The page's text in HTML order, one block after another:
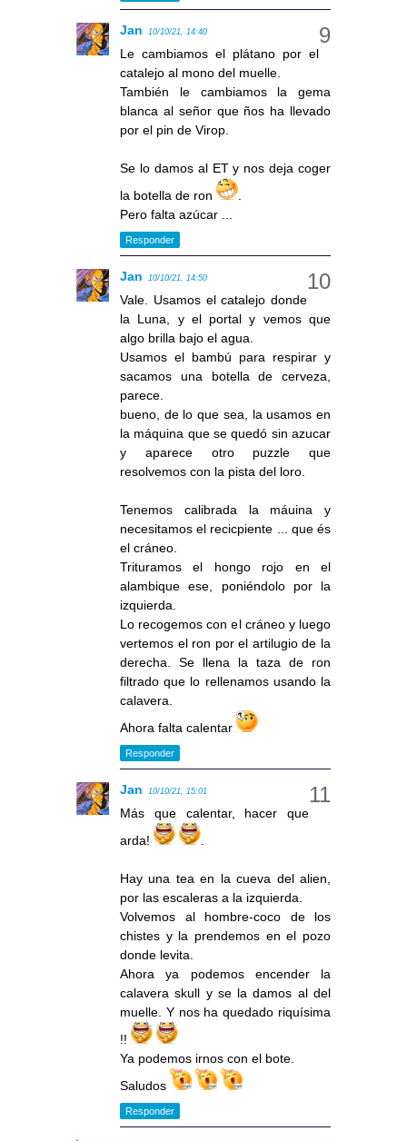
Jan 10/10/21, 14:40
Le cambiamos el plátano por el
catalejo al mono del muelle.
También le cambiamos la gema
blanca al señor que ños ha llevado
por el pin de Virop.
Se lo damos al ET y nos deja coger
la botella de ron
Pero falta azúcar ...
Responder
Jan 10/10/21, 14:50
Vale. Usamos el catalejo donde
la Luna, y el portal y vemos que
algo brilla bajo el agua.
Usamos el bambú para respirar y
sacamos una botella de cerveza,
parece.
bueno, de lo que sea, la usamos en
la máquina que se quedó sin azucar
y aparece otro puzzle que
resolvemos con la pista del loro.
Tenemos calibrada la máuina y
necesitamos el recicpiente ... que és
el cráneo.
Trituramos el hongo rojo en el
alambique ese, poniéndolo por la
izquierda.
Lo recogemos con el cráneo y luego
vertemos el ron por el artilugio de la
derecha. Se llena la taza de ron
filtrado que lo rellenamos usando la
calavera.
Ahora falta calentar
Responder
Jan 10/10/21, 15:01
Más que calentar, hacer que
arda!
Hay una tea en la cueva del alien,
por las escaleras a la izquierda.
Volvemos al hombre-coco de los
chistes y la prendemos en el pozo
donde levita.
Ahora ya podemos encender la
calavera skull y se la damos al del
muelle. Y nos ha quedado riquísima
!!
Ya podemos irnos con el bote.
Saludos
Responder